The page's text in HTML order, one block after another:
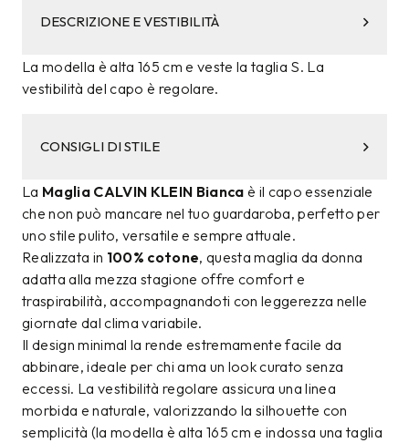
DESCRIZIONE E VESTIBILITÀ
La modella è alta 165 cm e veste la taglia S. La
vestibilità del capo è regolare.
CONSIGLI DI STILE
La Maglia CALVIN KLEIN Bianca è il capo essenziale
che non può mancare nel tuo guardaroba, perfetto per
uno stile pulito, versatile e sempre attuale.
Realizzata in 100% cotone, questa maglia da donna
adatta alla mezza stagione offre comfort e
traspirabilità, accompagnandoti con leggerezza nelle
giornate dal clima variabile.
Il design minimal la rende estremamente facile da
abbinare, ideale per chi ama un look curato senza
eccessi. La vestibilità regolare assicura una linea
morbida e naturale, valorizzando la silhouette con
semplicità (la modella è alta 165 cm e indossa una taglia